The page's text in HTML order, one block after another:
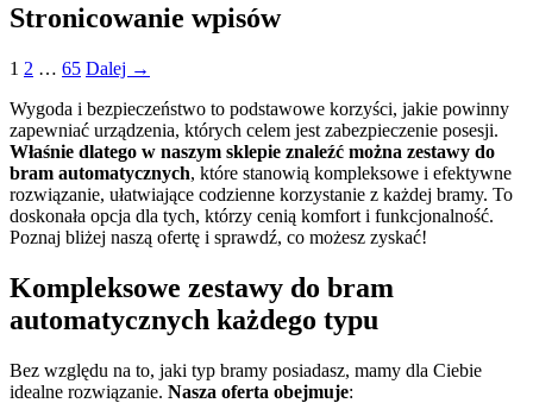
Stronicowanie wpisów
1 2 … 65 Dalej →
Wygoda i bezpieczeństwo to podstawowe korzyści, jakie powinny
zapewniać urządzenia, których celem jest zabezpieczenie posesji.
Właśnie dlatego w naszym sklepie znaleźć można zestawy do
bram automatycznych, które stanowią kompleksowe i efektywne
rozwiązanie, ułatwiające codzienne korzystanie z każdej bramy. To
doskonała opcja dla tych, którzy cenią komfort i funkcjonalność.
Poznaj bliżej naszą ofertę i sprawdź, co możesz zyskać!
Kompleksowe zestawy do bram
automatycznych każdego typu
Bez względu na to, jaki typ bramy posiadasz, mamy dla Ciebie
idealne rozwiązanie. Nasza oferta obejmuje: